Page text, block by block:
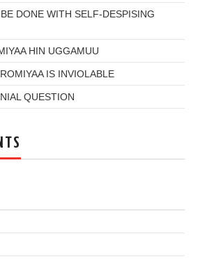
DONE WITH SELF-DESPISING
HIN UGGAMUU
IS INVIOLABLE
QUESTION